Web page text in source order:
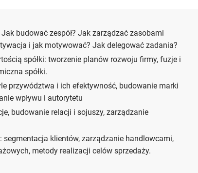
budować zespół? Jak zarządzać zasobami
i jak motywować? Jak delegować zadania?
spółki: tworzenie planów rozwoju firmy, fuzje i
spółki.
przywództwa i ich efektywność, budowanie marki
wpływu i autorytetu
budowanie relacji i sojuszy, zarządzanie
segmentacja klientów, zarządzanie handlowcami,
metody realizacji celów sprzedaży.